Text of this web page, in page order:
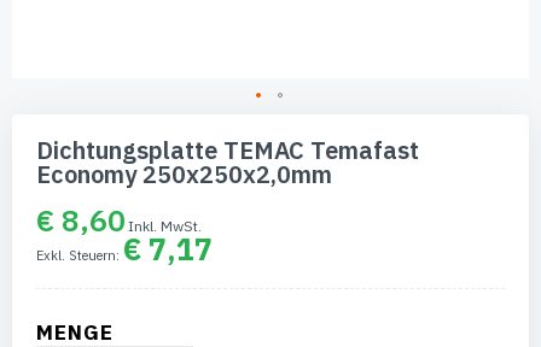
Anfang
Bildgalerie
Dichtungsplatte TEMAC Temafast
Economy 250x250x2,0mm
€ 8,60
€ 7,17
MENGE